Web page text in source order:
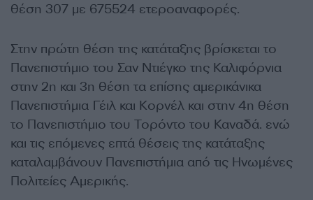
θέση 307 με 675524 ετεροαναφορές.
Στην πρώτη θέση της κατάταξης βρίσκεται το
Πανεπιστήμιο του Σαν Ντιέγκο της Καλιφόρνια
στην 2η και 3η θέση τα επίσης αμερικάνικα
Πανεπιστήμια Γέιλ και Κορνέλ και στην 4η θέση
το Πανεπιστήμιο του Τορόντο του Καναδά. ενώ
και τις επόμενες επτά θέσεις της κατάταξης
καταλαμβάνουν Πανεπιστήμια από τις Ηνωμένες
Πολιτείες Αμερικής.